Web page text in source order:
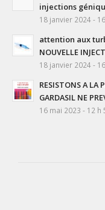
injections
18 janvier 2024 -
attention aux
NOUVELLE
18 janvier 2024 -
RESISTONS A LA
GARDASIL NE
16 mai 2023 - 12 h